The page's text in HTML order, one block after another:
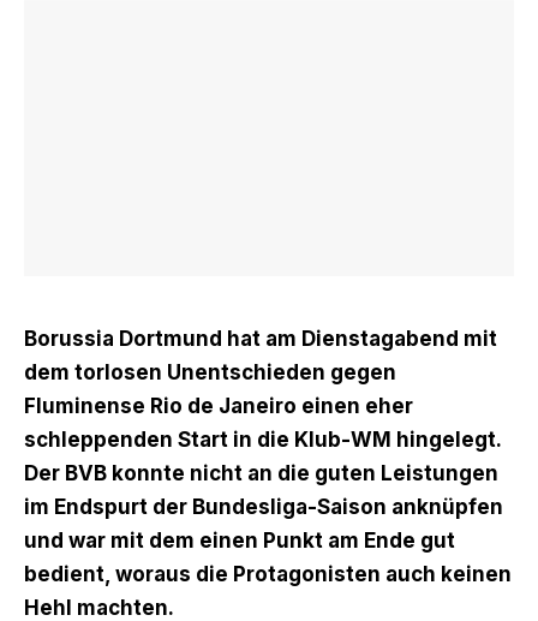
Borussia Dortmund hat am Dienstagabend mit
dem torlosen Unentschieden gegen
Fluminense Rio de Janeiro einen eher
schleppenden Start in die Klub-WM hingelegt.
Der BVB konnte nicht an die guten Leistungen
im Endspurt der Bundesliga-Saison anknüpfen
und war mit dem einen Punkt am Ende gut
bedient, woraus die Protagonisten auch keinen
Hehl machten.